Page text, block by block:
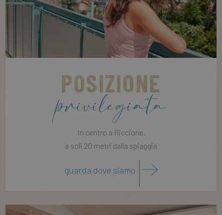
POSIZIONE
privilegiata
In centro a Riccione,
a soli 20 metri dalla spiaggia
guarda dove siamo